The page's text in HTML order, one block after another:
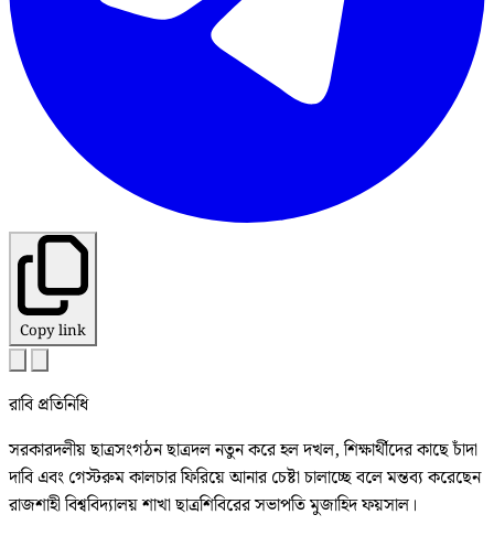
Copy link
রাবি প্রতিনিধি
সরকারদলীয় ছাত্রসংগঠন ছাত্রদল নতুন করে হল দখল, শিক্ষার্থীদের কাছে চাঁদা
দাবি এবং গেস্টরুম কালচার ফিরিয়ে আনার চেষ্টা চালাচ্ছে বলে মন্তব্য করেছেন
রাজশাহী বিশ্ববিদ্যালয় শাখা ছাত্রশিবিরের সভাপতি মুজাহিদ ফয়সাল।